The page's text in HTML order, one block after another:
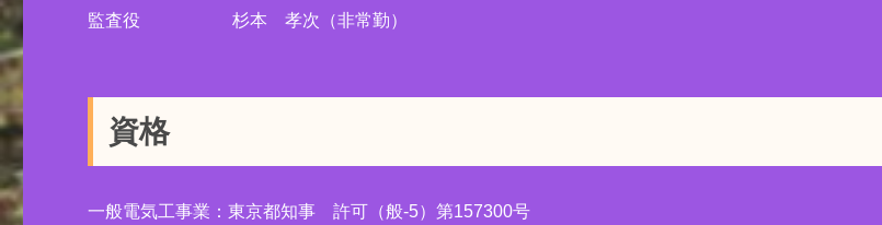
監査役 杉本 孝次（非常勤）
資格
一般電気工事業：東京都知事 許可（般-5）第157300号